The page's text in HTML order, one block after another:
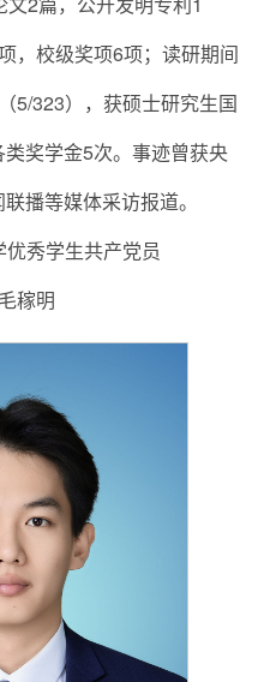
，校级奖项6项；读研期间
5/323），获硕士研究生国
奖学金5次。事迹曾获央
播等媒体采访报道。
秀学生共产党员
毛稼明